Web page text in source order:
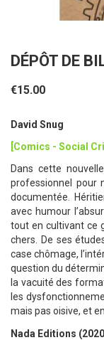
DÉPÔT DE
€15.00
David Snug
[Comics - Social
Dans cette
professionnel pour
documentée.
avec humour
tout en cultivant ce
chers. De ses
case chômage,
question du
la vacuité des
les
mais pas oisive, et
Nada Editions